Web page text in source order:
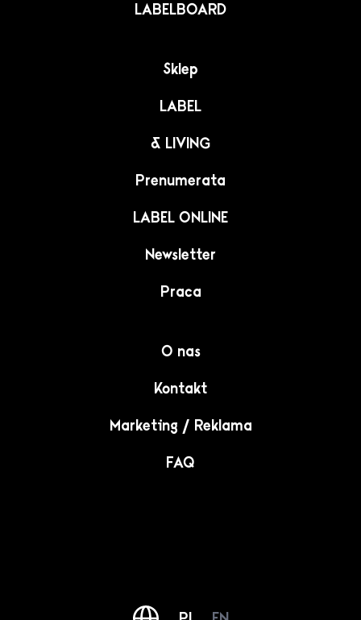
LABELBOARD
Sklep
LABEL
& LIVING
Prenumerata
LABEL ONLINE
Newsletter
Praca
O nas
Kontakt
Marketing / Reklama
FAQ